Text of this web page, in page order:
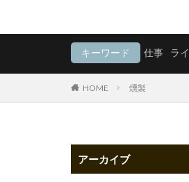
キーワード 仕事 ラ
HOME 燻製
アーカイブ